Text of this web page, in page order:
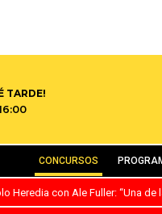
TARDE!
CONCURSOS
Heredia con Ale Fuller: “Una de